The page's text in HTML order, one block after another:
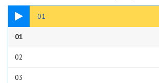
01
14:49
01
02
03